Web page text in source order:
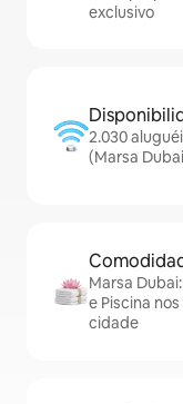
exclusivo
2.030
(Marsa
Marsa
e Piscina
cidade